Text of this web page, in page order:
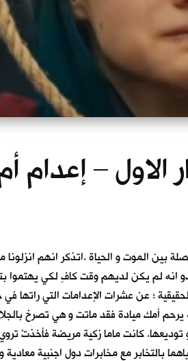
الاول – إعدام
بين الموت و الحياة .اتذكر انهم
انه لم يكن لديهم وقت كافٍ لكي
؛ عن عشرات الإعدامات التي
أمك ميادة فقد ماتت و هي تصرخ
كانت ماما زكية مريضة فأخذتْ
بالتخابر مع مخابرات دول اجنبية